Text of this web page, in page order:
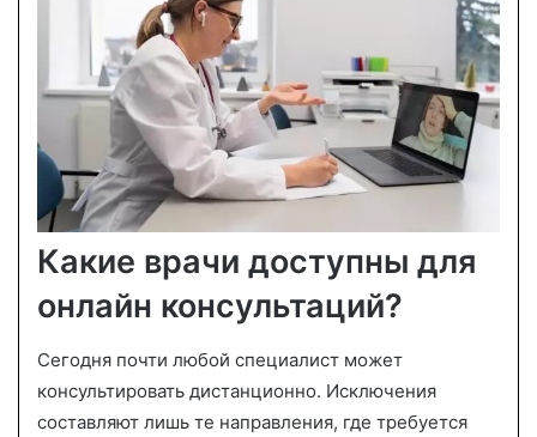
Какие врачи доступны для
онлайн консультаций?
Сегодня почти любой специалист может
консультировать дистанционно. Исключения
составляют лишь те направления, где требуется